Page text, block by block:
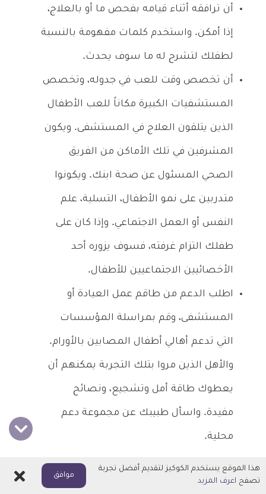
أن ترافقه أثناء قيامه بفحص ما أو بالعلاج،
إذا أمكن. واستخدم كلمات مفهومة بالنسبة
لطفلك لتشرح له ما سوف يحدث.
أن تخصص وقت للعب في جدوله، وتخصص
المستشفيات الكبيرة مكاناً للعب الأطفال
الذين يتلقون العلاج في المستشفى. ويكون
المشرفين في تلك الأماكن من الفريق
الصحي المسئول عن صحة ابنك. ويكونوا
متدربين على نمو الأطفال، التسلية، علم
النفس أو العمل الاجتماعي. وإذا كان على
طفلك التزام غرفته، فسوف يزوره أحد
الأخصائيين الاجتماعيين للأطفال.
اطلب الدعم من طاقم عمل العيادة أو
المستشفى، وقم بمراسلة المؤسسات
التي تدعم أهالي أطفال المصابين بالأورام.
والأهل الذين مروا بتلك التجربة يمكنهم أن
يعطوك طاقة أمل وتشجيع، ونصائح
مفيدة. واسأل طبيبك عن مجموعة دعم
محلية.
في المنزل
هذا الموقع يستخدم الكوكيز لتقديم أفضل تجربة
تصفح اعرف المزيد
موافق اغلاق